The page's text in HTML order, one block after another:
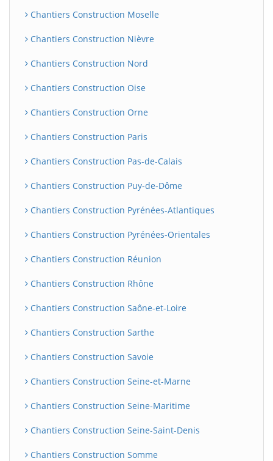
Chantiers Construction Moselle
Chantiers Construction Nièvre
Chantiers Construction Nord
Chantiers Construction Oise
Chantiers Construction Orne
Chantiers Construction Paris
Chantiers Construction Pas-de-Calais
Chantiers Construction Puy-de-Dôme
Chantiers Construction Pyrénées-Atlantiques
Chantiers Construction Pyrénées-Orientales
Chantiers Construction Réunion
Chantiers Construction Rhône
Chantiers Construction Saône-et-Loire
Chantiers Construction Sarthe
Chantiers Construction Savoie
Chantiers Construction Seine-et-Marne
Chantiers Construction Seine-Maritime
Chantiers Construction Seine-Saint-Denis
Chantiers Construction Somme